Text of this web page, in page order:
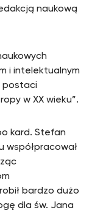
naukową
i intelektualnym
po­staci
w XX wieku”.
kard. Stefan
współpracował
bardzo dużo
dla św. Jana